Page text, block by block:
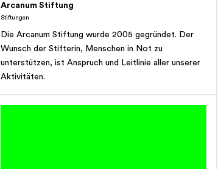
Arcanum Stiftung
Stiftungen
Die Arcanum Stiftung wurde 2005 gegründet. Der
Wunsch der Stifterin, Menschen in Not zu
unterstützen, ist Anspruch und Leitlinie aller unserer
Aktivitäten.